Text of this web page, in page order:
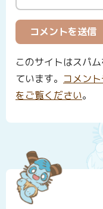
このサイトはスパ
ています。 コメン
をご覧ください。